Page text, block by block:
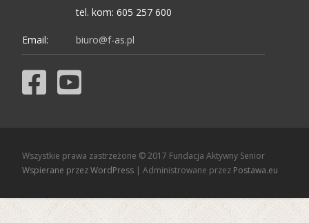
tel. kom: 605 257 600
Email: biuro@f-as.pl
Wszystkie prawa zastrzeżone © 2017 Fundacja Aktywny Senior
Wspierane przez WordPress | Administrowane przez Postawa.eu